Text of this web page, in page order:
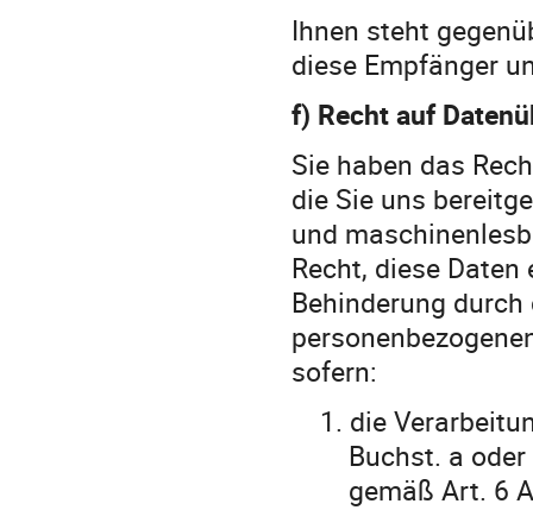
Ihnen steht
diese Empfänger
f) Recht auf
Sie haben das
die Sie uns
und
Recht, diese
Behinderung
sofern:
1. die
Buchst. a
gemäß Art. 6